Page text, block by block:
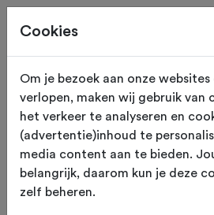
ROUTES + REIZEN Gewijzigd op
Cape Epic
Zondag 15 maart gaat
Cookies
Om je bezoek aan onze
verlopen, maken wij gebruik van
het verkeer te analyseren en
(advertentie)inhoud te
media content aan te bieden.
belangrijk, daarom kun je deze
zelf beheren.